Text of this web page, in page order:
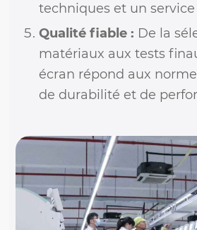
techniques et un service
Qualité fiable : De la
matériaux aux tests
écran répond aux
de durabilité et de